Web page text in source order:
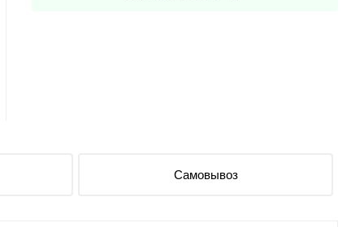
Самовывоз